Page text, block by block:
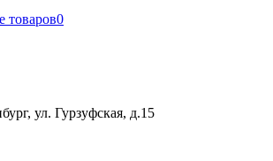
товаров0
ул. Гурзуфская, д.15